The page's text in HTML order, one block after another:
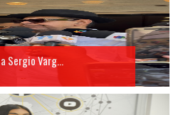
Sergio Varg...